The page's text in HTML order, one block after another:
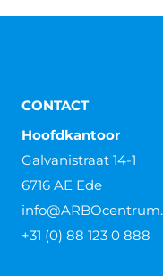
CONTACT
Hoofdkantoor
Galvanistraat 14-1
6716 AE Ede
+31 (0) 88 123 0 888